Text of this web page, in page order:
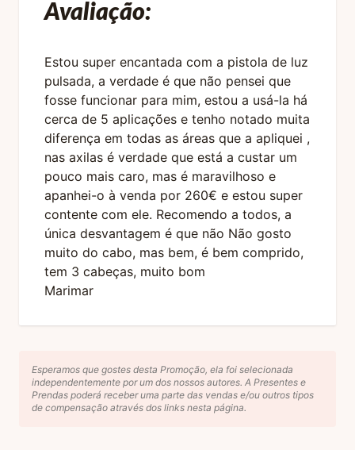
Avaliação:
Estou super encantada com a pistola de luz
pulsada, a verdade é que não pensei que
fosse funcionar para mim, estou a usá-la há
cerca de 5 aplicações e tenho notado muita
diferença em todas as áreas que a apliquei ,
nas axilas é verdade que está a custar um
pouco mais caro, mas é maravilhoso e
apanhei-o à venda por 260€ e estou super
contente com ele. Recomendo a todos, a
única desvantagem é que não Não gosto
muito do cabo, mas bem, é bem comprido,
tem 3 cabeças, muito bom
Marimar
Esperamos que gostes desta Promoção, ela foi selecionada
independentemente por um dos nossos autores. A Presentes e
Prendas poderá receber uma parte das vendas e/ou outros tipos
de compensação através dos links nesta página.